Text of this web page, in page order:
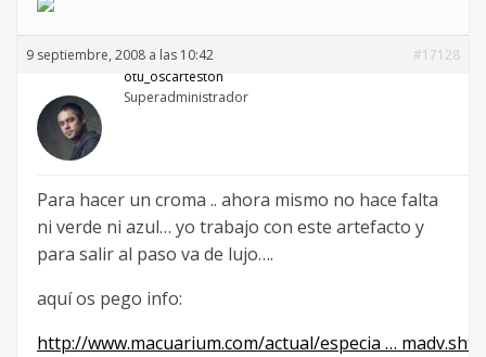
9 septiembre, 2008 a las 10:42
#17128
otu_oscarteston
Superadministrador
Para hacer un croma .. ahora mismo no hace falta
ni verde ni azul… yo trabajo con este artefacto y
para salir al paso va de lujo….
aquí os pego info:
http://www.macuarium.com/actual/especia …